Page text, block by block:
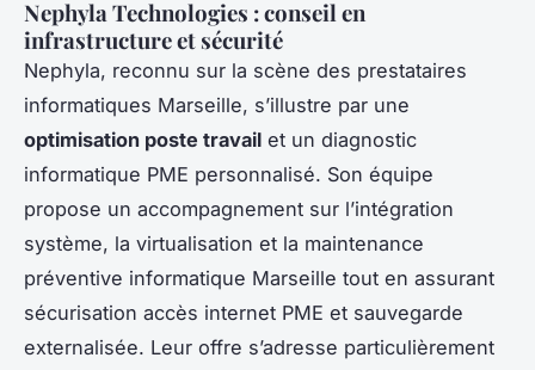
Nephyla Technologies : conseil en
infrastructure et sécurité
Nephyla, reconnu sur la scène des prestataires
informatiques Marseille, s’illustre par une
optimisation poste travail et un diagnostic
informatique PME personnalisé. Son équipe
propose un accompagnement sur l’intégration
système, la virtualisation et la maintenance
préventive informatique Marseille tout en assurant
sécurisation accès internet PME et sauvegarde
externalisée. Leur offre s’adresse particulièrement